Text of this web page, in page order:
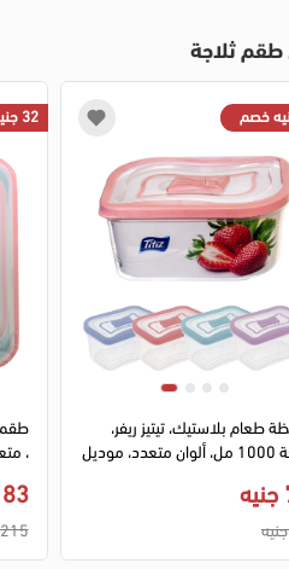
طقم ثلاجة
32 جنيه خصم
،
183
215 جنيه
طعام بلاستيك، تيتيز ريفر،
سعة 1000 مل، ألوان متعدد، موديل
1